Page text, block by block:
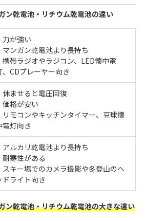
ン乾電池・リチウム乾電池の違い
力が強い
マンガン乾電池より長持ち
携帯ラジオやラジコン、LED懐中電
、CDプレーヤー向き
休ませると電圧回復
価格が安い
リモコンやキッチンタイマー、豆球懐
電灯向き
アルカリ乾電池より長持ち
耐寒性がある
スキー場でのカメラ撮影や冬登山のヘ
ドライト向き
ン乾電池・リチウム乾電池の大きな違い